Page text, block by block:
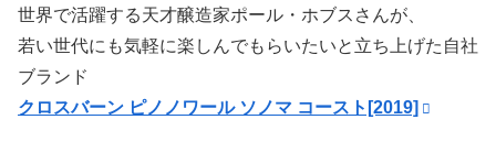
世界で活躍する天才醸造家ポール・ホブスさんが、
若い世代にも気軽に楽しんでもらいたいと立ち上げた自社
ブランド
クロスバーン ピノノワール ソノマ コースト[2019]